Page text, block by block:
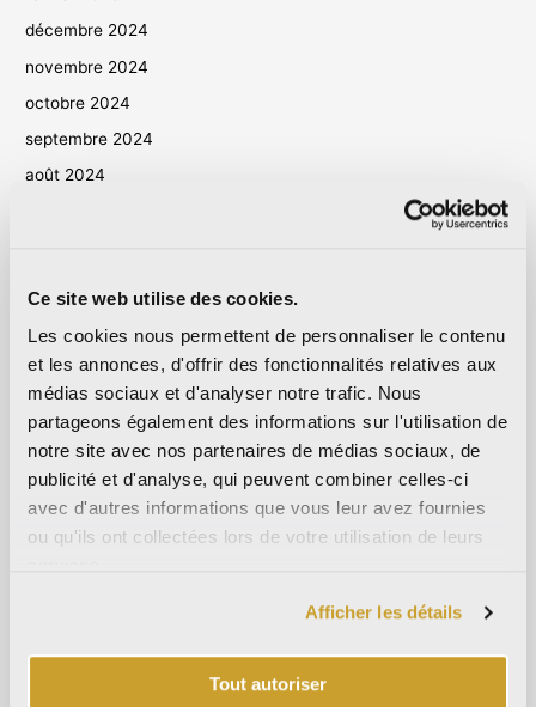
Ce site web utilise des cookies.
Les cookies nous permettent de personnaliser le contenu
et les annonces, d'offrir des fonctionnalités relatives aux
médias sociaux et d'analyser notre trafic. Nous
partageons également des informations sur l'utilisation de
notre site avec nos partenaires de médias sociaux, de
publicité et d'analyse, qui peuvent combiner celles-ci
avec d'autres informations que vous leur avez fournies
ou qu'ils ont collectées lors de votre utilisation de leurs
Afficher les détails
Tout autoriser
décembre 2024
novembre 2024
octobre 2024
septembre 2024
août 2024
mars 2024
octobre 2023
septembre 2023
avril 2023
septembre 2022